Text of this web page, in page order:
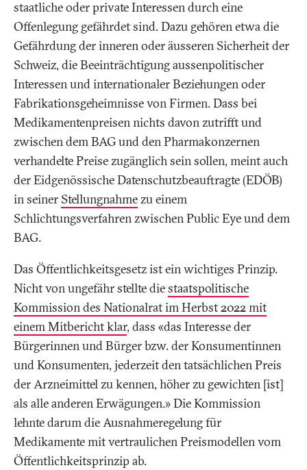
staatliche oder private Interessen durch eine
Offenlegung gefährdet sind. Dazu gehören etwa die
Gefährdung der inneren oder äusseren Sicherheit der
Schweiz, die Beeinträchtigung aussenpolitischer
Interessen und internationaler Beziehungen oder
Fabrikationsgeheimnisse von Firmen. Dass bei
Medikamentenpreisen nichts davon zutrifft und
zwischen dem BAG und den Pharmakonzernen
verhandelte Preise zugänglich sein sollen, meint auch
der Eidgenössische Datenschutzbeauftragte (EDÖB)
in seiner Stellungnahmezu einem
Schlichtungsverfahren zwischen Public Eye und dem
BAG.
Das Öffentlichkeitsgesetz ist ein wichtiges Prinzip.
Nicht von ungefähr stellte diestaatspolitische
Kommission des Nationalrat im Herbst 2022 mit
einem Mitbericht klar, dass «das Interesse der
Bürgerinnen und Bürger bzw. der Konsumentinnen
und Konsumenten, jederzeit den tatsächlichen Preis
der Arzneimittel zu kennen, höher zu gewichten [ist]
als alle anderen Erwägungen.» Die Kommission
lehnte darum die Ausnahmeregelung für
Medikamente mit vertraulichen Preismodellen vom
Öffentlichkeitsprinzip ab.